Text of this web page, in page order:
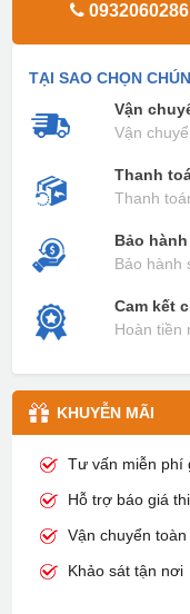
0932060286
TẠI SAO CHỌN
Vận
Vận
Thanh
Thanh
Bảo
Bảo hành
Cam kết
Hoàn tiền
KHUYỄN MÃI
Tư vấn miễn phí
Hỗ trợ báo giá
Vận chuyển toàn
Khảo sát tận nơi